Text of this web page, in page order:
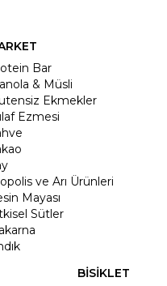
Bar
& Müsli
Ekmekler
Ezmesi
ve Arı Ürünleri
Mayası
Sütler
BİSİKLET